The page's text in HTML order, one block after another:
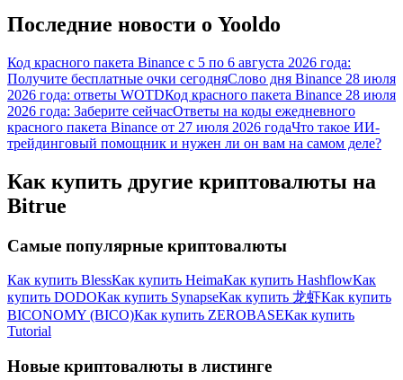
Последние новости о Yooldo
Код красного пакета Binance с 5 по 6 августа 2026 года:
Получите бесплатные очки сегодняСлово дня Binance 28 июля
2026 года: ответы WOTDКод красного пакета Binance 28 июля
2026 года: Заберите сейчасОтветы на коды ежедневного
красного пакета Binance от 27 июля 2026 годаЧто такое ИИ-
трейдинговый помощник и нужен ли он вам на самом деле?
Как купить другие криптовалюты на
Bitrue
Самые популярные криптовалюты
Как купить BlessКак купить HeimaКак купить HashflowКак
купить DODOКак купить SynapseКак купить 龙虾Как купить
BICONOMY (BICO)Как купить ZEROBASEКак купить
Tutorial
Новые криптовалюты в листинге